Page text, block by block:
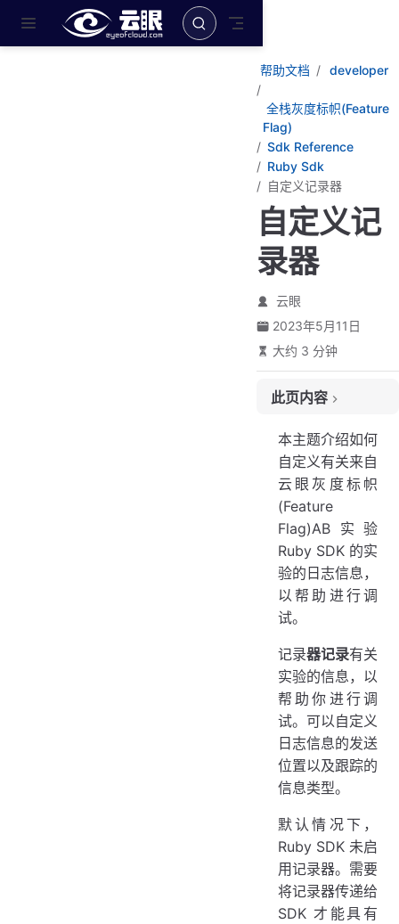
跳至主要內容
帮助文档 developer
全栈灰度标帜(Feature
Flag)
Sdk Reference
Ruby Sdk
自定义记录器
自定义记
录器
云眼
2023年5月11日
大约 3 分钟
此页内容
日志级别
本主题介绍如何
自定义有关来自
云眼灰度标帜
(Feature
Flag)AB实验
Ruby SDK 的实
验的日志信息，
以帮助进行调
试。
记录器记录有关
实验的信息，以
帮助你进行调
试。可以自定义
日志信息的发送
位置以及跟踪的
信息类型。
默认情况下，
Ruby SDK 未启
用记录器。需要
将记录器传递给
SDK 才能具有